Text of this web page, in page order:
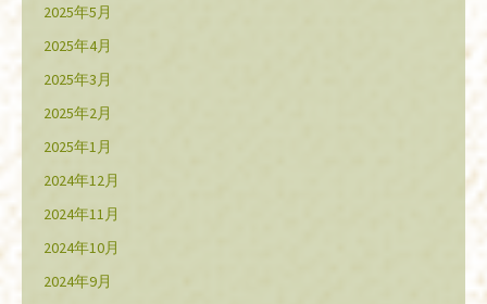
2025年5月
2025年4月
2025年3月
2025年2月
2025年1月
2024年12月
2024年11月
2024年10月
2024年9月